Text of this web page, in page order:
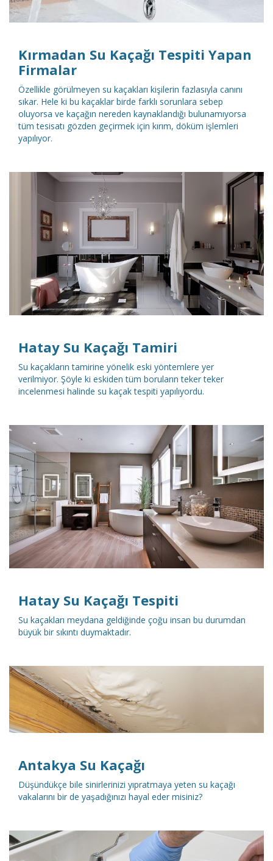
Kırmadan Su Kaçağı Tespiti Yapan
Firmalar
Özellikle görülmeyen su kaçakları kişilerin fazlasıyla canını
sıkar. Hele ki bu kaçaklar birde farklı sorunlara sebep
oluyorsa ve kaçağın nereden kaynaklandığı bulunamıyorsa
tüm tesisatı gözden geçirmek için kırım, döküm işlemleri
yapılıyor.
DETAYLI İNCELE
Hatay Su Kaçağı Tamiri
Su kaçakların tamirine yönelik eski yöntemlere yer
verilmiyor. Şöyle ki eskiden tüm boruların teker teker
incelenmesi halinde su kaçak tespiti yapılıyordu.
DETAYLI İNCELE
Hatay Su Kaçağı Tespiti
Su kaçakları meydana geldiğinde çoğu insan bu durumdan
büyük bir sıkıntı duymaktadır.
DETAYLI İNCELE
Antakya Su Kaçağı
Düşündükçe bile sinirlerinizi yıpratmaya yeten su kaçağı
vakalarını bir de yaşadığınızı hayal eder misiniz?